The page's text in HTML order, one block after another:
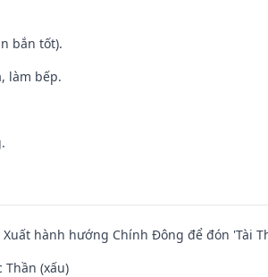
bắn tốt).
làm bếp.
hành hướng Chính Đông để đón 'Tài
(xấu)